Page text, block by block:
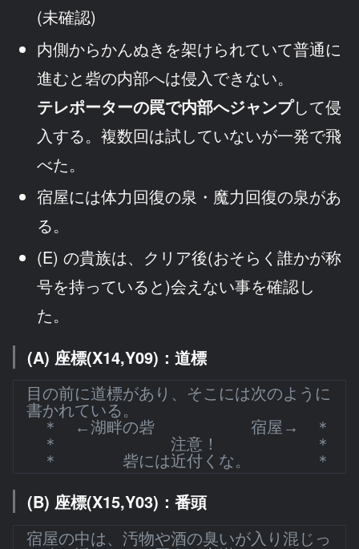
(未確認)
内側からかんぬきを架けられていて普通に
進むと砦の内部へは侵入できない。
テレポーターの罠で内部へジャンプして侵
入する。複数回は試していないが一発で飛
べた。
宿屋には体力回復の泉・魔力回復の泉があ
る。
(E) の貴族は、クリア後(おそらく誰かが称
号を持っていると)会えない事を確認し
た。
(A) 座標(X14,Y09)：道標
目の前に道標があり、そこには次のように
書かれている。
＊ ←湖畔の砦 宿屋→ ＊
＊ 注意！ ＊
＊ 砦には近付くな。 ＊
(B) 座標(X15,Y03)：番頭
宿屋の中は、汚物や酒の臭いが入り混じっ